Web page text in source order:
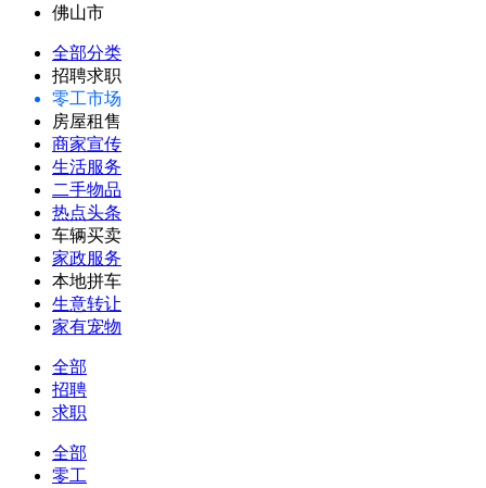
佛山市
全部分类
招聘求职
零工市场
房屋租售
商家宣传
生活服务
二手物品
热点头条
车辆买卖
家政服务
本地拼车
生意转让
家有宠物
全部
招聘
求职
全部
零工